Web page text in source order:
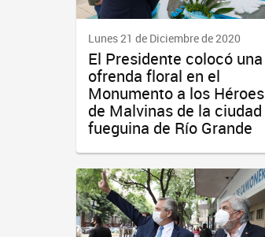
Lunes 21 de Diciembre de 2020
El Presidente colocó una
ofrenda floral en el
Monumento a los Héroes
de Malvinas de la ciudad
fueguina de Río Grande